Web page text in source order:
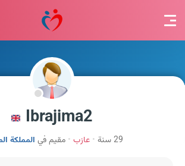
Ibrajima2
29 سنة عازب مقيم في المملكة